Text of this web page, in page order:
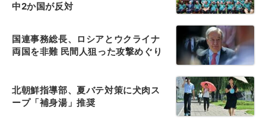
中2か国が反対
国連事務総長、ロシアとウクライナ
両国を非難 民間人狙った攻撃めぐり
北朝鮮指導部、夏バテ対策に犬肉ス
ープ「補身湯」推奨